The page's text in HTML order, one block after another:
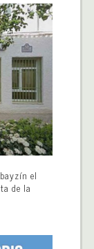
el
de la